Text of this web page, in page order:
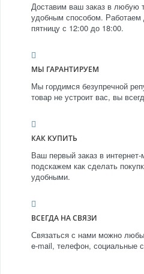
Доставим ваш заказ в любую
удобным способом. Работаем
пятницу с 12:00 до 18:00.
МЫ ГАРАНТИРУЕМ
Мы гордимся безупречной
товар не устроит вас, вы
КАК КУПИТЬ
Ваш первый заказ в
подскажем как сделать
удобными.
ВСЕГДА НА СВЯЗИ
Связаться с нами можно
e-mail, телефон, социальные